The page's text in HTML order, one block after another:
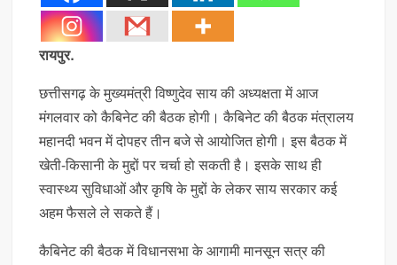
रायपुर.
छत्तीसगढ़ के मुख्यमंत्री विष्णुदेव साय की अध्यक्षता में आज
मंगलवार को कैबिनेट की बैठक होगी। कैबिनेट की बैठक मंत्रालय
महानदी भवन में दोपहर तीन बजे से आयोजित होगी। इस बैठक में
खेती-किसानी के मुद्दों पर चर्चा हो सकती है। इसके साथ ही
स्वास्थ्य सुविधाओं और कृषि के मुद्दों के लेकर साय सरकार कई
अहम फैसले ले सकते हैं।
कैबिनेट की बैठक में विधानसभा के आगामी मानसून सत्र की